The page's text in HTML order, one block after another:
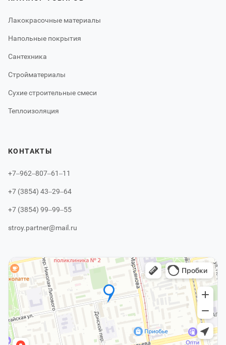
Лакокрасочные материалы
Напольные покрытия
Сантехника
Стройматериалы
Сухие строительные смеси
Теплоизоляция
КОНТАКТЫ
+7‒962‒807‒61‒11
+7 (3854) 43‒29‒64
+7 (3854) 99‒99‒55
stroy.partner@mail.ru